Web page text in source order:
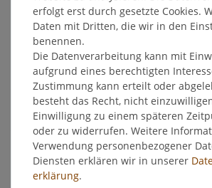
Wunschliste
* inkl. ges. MwSt. zzgl.Versandkosten
Beschreibung
Weitere Details
erfolgt erst durch gesetzte Cookies.
Daten mit Dritten, die wir in den
benennen.
Die Datenverarbeitung kann mit
aufgrund eines berechtigten
Zustimmung kann erteilt oder
besteht das Recht, nicht
Einwilligung zu einem späteren
oder zu widerrufen. Weitere
Verwendung personenbezogener
Diensten erklären wir in unserer
erklärung.